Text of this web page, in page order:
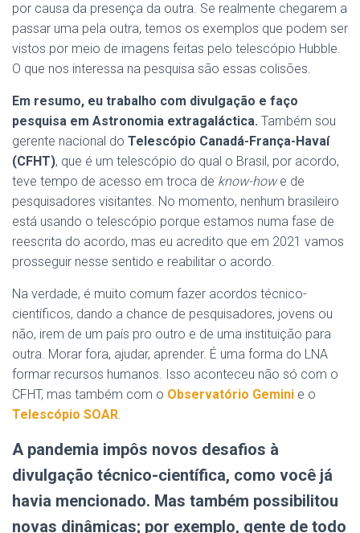
por causa da presença da outra. Se realmente chegarem a
passar uma pela outra, temos os exemplos que podem ser
vistos por meio de imagens feitas pelo telescópio Hubble.
O que nos interessa na pesquisa são essas colisões.
Em resumo, eu trabalho com divulgação e faço
pesquisa em Astronomia extragaláctica. Também sou
gerente nacional do Telescópio Canadá-França-Havaí
(CFHT), que é um telescópio do qual o Brasil, por acordo,
teve tempo de acesso em troca de know-howe de
pesquisadores visitantes. No momento, nenhum brasileiro
está usando o telescópio porque estamos numa fase de
reescrita do acordo, mas eu acredito que em 2021 vamos
prosseguir nesse sentido e reabilitar o acordo.
Na verdade, é muito comum fazer acordos técnico-
científicos, dando a chance de pesquisadores, jovens ou
não, irem de um país pro outro e de uma instituição para
outra. Morar fora, ajudar, aprender. É uma forma do LNA
formar recursos humanos. Isso aconteceu não só com o
CFHT, mas também com o Observatório Gemini e o
Telescópio SOAR.
A pandemia impôs novos desafios à
divulgação técnico-científica, como você já
havia mencionado. Mas também possibilitou
novas dinâmicas; por exemplo, gente de todo